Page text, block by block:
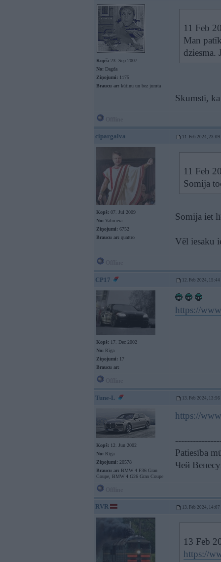
Kopš: 23. Sep 2007
No: Dagda
Ziņojumi: 1175
Braucu ar: kūtiņu un bez jumta
11 Feb
Man
dziesma.
Skumsti,
cipargalva 11. Feb 2024, 23:09
Kopš: 07. Jul 2009
No: Valmiera
Ziņojumi: 6752
Braucu ar: quattro
11 Feb
Somija
Somija iet
Vēl iesaku
CP17 12. Feb 2024, 15:44
Kopš: 17. Dec 2002
No: Rīga
Ziņojumi: 17
Braucu ar:
https://
Tune-L 13. Feb 2024, 13:56
Kopš: 12. Jun 2002
No: Rīga
Ziņojumi: 20578
Braucu ar: BMW 4 F36 Gran
Coupe, BMW 4 G26 Gran Coupe
https://
Patiesība
Чей
RVR 13. Feb 2024, 14:07
13 Feb
https://